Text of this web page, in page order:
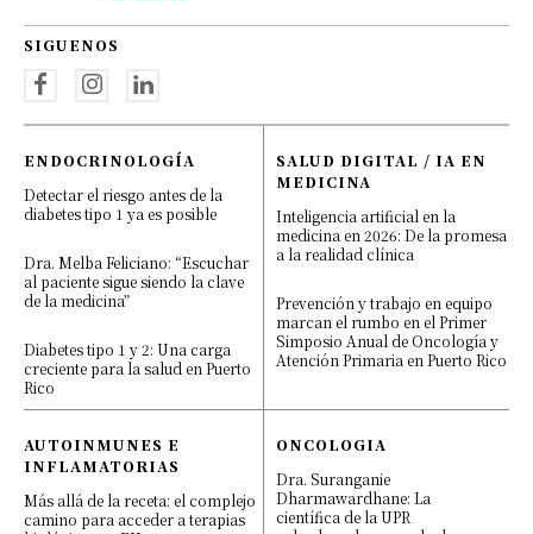
SIGUENOS
ENDOCRINOLOGÍA
Detectar el riesgo antes de la
diabetes tipo 1 ya es posible
Dra. Melba Feliciano: “Escuchar
al paciente sigue siendo la clave
de la medicina”
Diabetes tipo 1 y 2: Una carga
creciente para la salud en Puerto
Rico
SALUD DIGITAL / IA EN
MEDICINA
Inteligencia artificial en la
medicina en 2026: De la promesa
a la realidad clínica
Prevención y trabajo en equipo
marcan el rumbo en el Primer
Simposio Anual de Oncología y
Atención Primaria en Puerto Rico
AUTOINMUNES E
INFLAMATORIAS
Más allá de la receta: el complejo
camino para acceder a terapias
ONCOLOGIA
Dra. Suranganie
Dharmawardhane: La
científica de la UPR